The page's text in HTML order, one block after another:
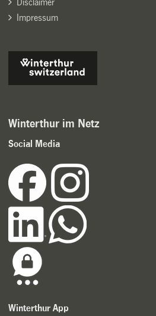
Impressum
Winterthur im Netz
Social Media
Winterthur App